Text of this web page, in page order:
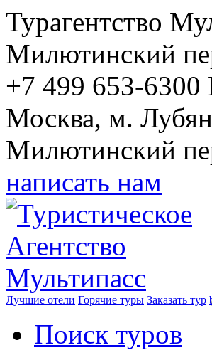
Турагентство
Милютинский
+7 499 653-6300
Москва, м.
Милютинский
написать нам
Лучшие отели Горячие туры Заказать тур
Поиск туров